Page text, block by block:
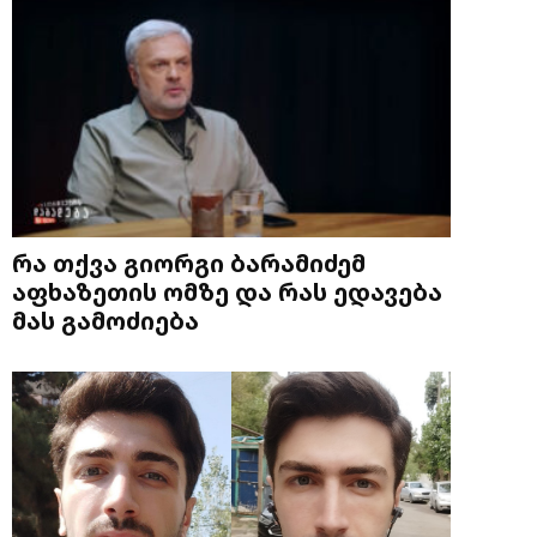
რა თქვა გიორგი ბარამიძემ
აფხაზეთის ომზე და რას ედავება
მას გამოძიება